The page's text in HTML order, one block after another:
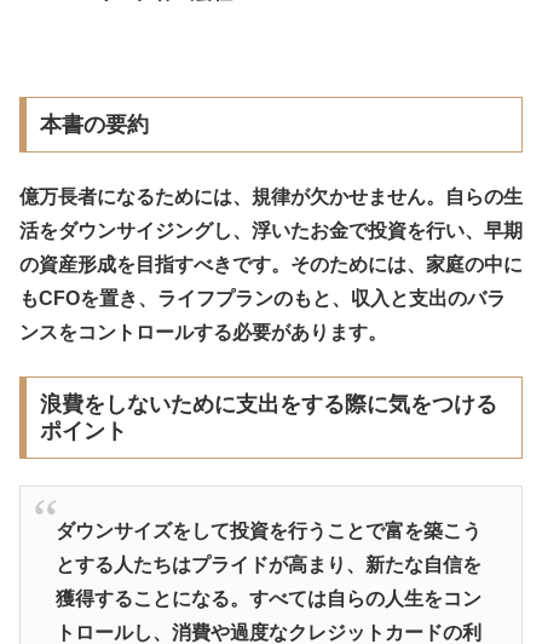
本書の要約
億万長者になるためには、規律が欠かせません。自らの生
活をダウンサイジングし、浮いたお金で投資を行い、早期
の資産形成を目指すべきです。そのためには、家庭の中に
もCFOを置き、ライフプランのもと、収入と支出のバラ
ンスをコントロールする必要があります。
浪費をしないために支出をする際に気をつける
ポイント
ダウンサイズをして投資を行うことで富を築こう
とする人たちはプライドが高まり、新たな自信を
獲得することになる。すべては自らの人生をコン
トロールし、消費や過度なクレジットカードの利